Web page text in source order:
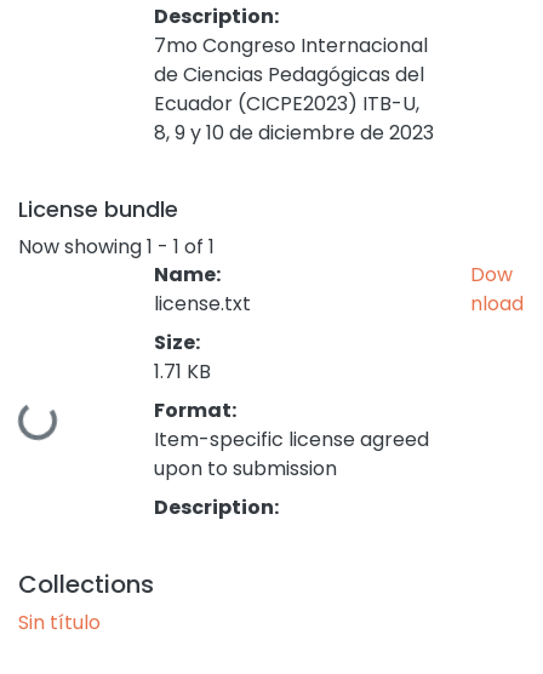
Description:
7mo Congreso Internacional
de Ciencias Pedagógicas del
Ecuador (CICPE2023) ITB-U,
8, 9 y 10 de diciembre de 2023
License bundle
Now showing1 - 1 of 1
Loading...
Name:
license.txt
Size:
1.71 KB
Format:
Item-specific license agreed
upon to submission
Description:
Dow
nload
Collections
Sin título